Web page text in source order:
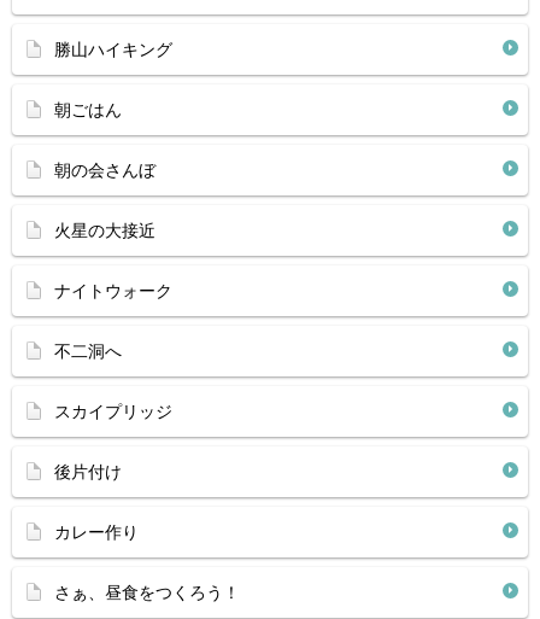
勝山ハイキング
朝ごはん
朝の会さんぼ
火星の大接近
ナイトウォーク
不二洞へ
スカイプリッジ
後片付け
カレー作り
さぁ、昼食をつくろう！